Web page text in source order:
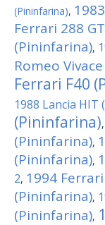
(Pininfarina),
Ferrari 288
(Pininfarina),
Romeo
Ferrari F40
1988 Lancia HIT
(Pininfarina),
(Pininfarina),
(Pininfarina),
2, 1994
(Pininfarina),
(Pininfarina),